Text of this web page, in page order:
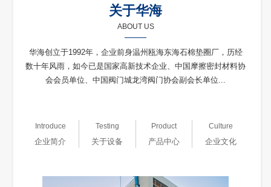
关于华海
ABOUT US
华海创立于1992年，企业前身温州瓯海东海石棉垫圈厂，历经
数十年风雨，如今已是国家高新技术企业、中国摩擦密封材料协
会会员单位、中国阀门城龙湾阀门协会副会长单位...
Introduce
企业简介
Testing
关于设备
Product
产品中心
Culture
企业文化